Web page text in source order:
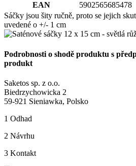
EAN
5902565685478
Sáčky jsou šity ručně, proto se jejich
uvedené o +/- 1 cm
Podrobnosti o shodě produktu s
produkt
Saketos sp. z o.o.
Biedrzychowicka 2
59-921 Sieniawka, Polsko
1 Odhad
2 Návrhu
3 Kontakt